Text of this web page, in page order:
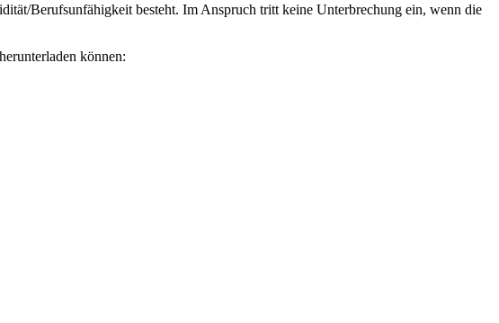
Berufsunfähigkeit besteht. Im Anspruch tritt keine Unterbrechung ein, wenn die
können: